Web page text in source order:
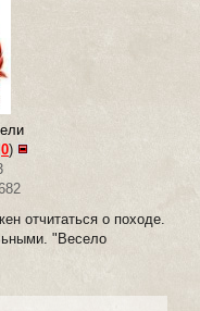
0)
отчитаться о походе.
"Весело